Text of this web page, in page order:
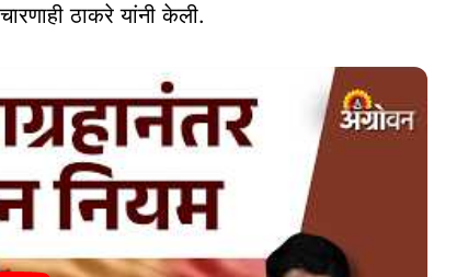
ठाकरे यांनी केली.